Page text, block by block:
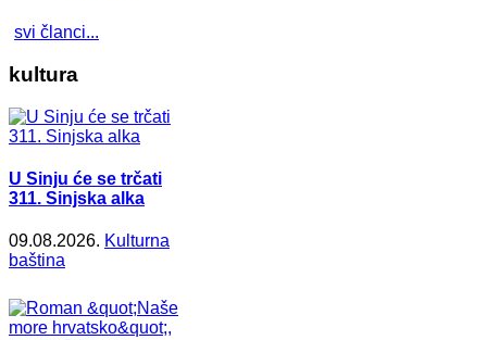
svi članci...
kultura
U Sinju će se trčati
311. Sinjska alka
09.08.2026. Kulturna
baština